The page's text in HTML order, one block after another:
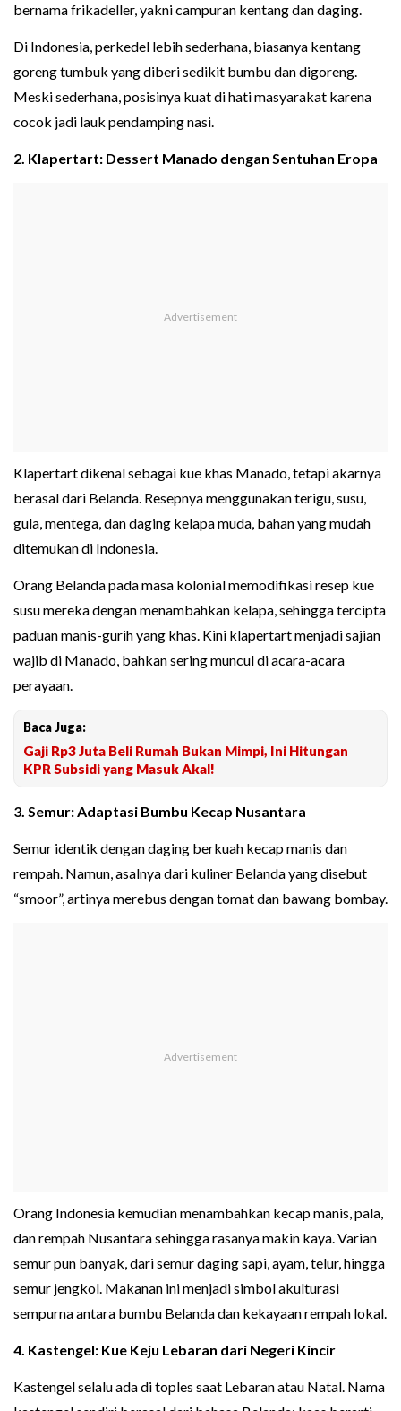
bernama frikadeller, yakni campuran kentang dan daging.
Di Indonesia, perkedel lebih sederhana, biasanya kentang
goreng tumbuk yang diberi sedikit bumbu dan digoreng.
Meski sederhana, posisinya kuat di hati masyarakat karena
cocok jadi lauk pendamping nasi.
2. Klapertart: Dessert Manado dengan Sentuhan Eropa
Klapertart dikenal sebagai kue khas Manado, tetapi akarnya
berasal dari Belanda. Resepnya menggunakan terigu, susu,
gula, mentega, dan daging kelapa muda, bahan yang mudah
ditemukan di Indonesia.
Orang Belanda pada masa kolonial memodifikasi resep kue
susu mereka dengan menambahkan kelapa, sehingga tercipta
paduan manis-gurih yang khas. Kini klapertart menjadi sajian
wajib di Manado, bahkan sering muncul di acara-acara
perayaan.
Baca Juga:
Gaji Rp3 Juta Beli Rumah Bukan Mimpi, Ini Hitungan
KPR Subsidi yang Masuk Akal!
3. Semur: Adaptasi Bumbu Kecap Nusantara
Semur identik dengan daging berkuah kecap manis dan
rempah. Namun, asalnya dari kuliner Belanda yang disebut
“smoor”, artinya merebus dengan tomat dan bawang bombay.
Orang Indonesia kemudian menambahkan kecap manis, pala,
dan rempah Nusantara sehingga rasanya makin kaya. Varian
semur pun banyak, dari semur daging sapi, ayam, telur, hingga
semur jengkol. Makanan ini menjadi simbol akulturasi
sempurna antara bumbu Belanda dan kekayaan rempah lokal.
4. Kastengel: Kue Keju Lebaran dari Negeri Kincir
Kastengel selalu ada di toples saat Lebaran atau Natal. Nama